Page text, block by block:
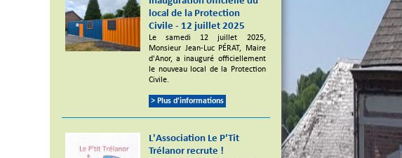
local de la Protection
Civile - 12 juillet 2025
Le samedi 12 juillet 2025,
Monsieur Jean-Luc PÉRAT, Maire
d'Anor, a inauguré officiellement
le nouveau local de la Protection
Civile.
> Plus d'informations
L'Association Le P'Tit
Trélanor recrute !